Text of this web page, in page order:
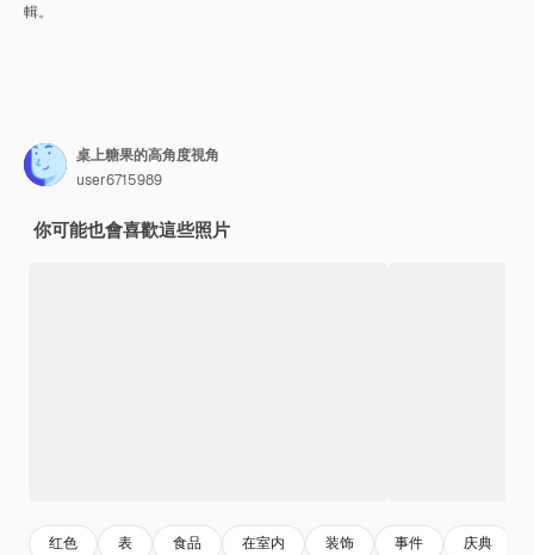
輯。
桌上糖果的高角度視角
user6715989
你可能也會喜歡這些照片
红色 表 食品 在室内 装饰 事件 庆典